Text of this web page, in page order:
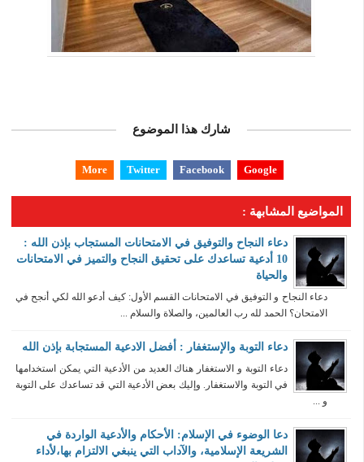
شارك هذا الموضوع
Google
Facebook
Twitter
More
المواضيع المشابهة :
دعاء النجاح والتوفيق في الامتحانات المستجاب بإذن الله :
10 أدعية تساعدك على تحقيق النجاح والتميز في الامتحانات
والحياة
دعاء النجاح و التوفيق في الامتحانات القسم الأول: كيف أدعو الله لكي أنجح في
الامتحان؟ الحمد لله رب العالمين، والصلاة والسلام ...
دعاء التوبة والإستغفار : أفضل الادعية المستجابة بإذن الله
دعاء التوبة و الاستغفار هناك العديد من الأدعية التي يمكن استخدامها
في التوبة والاستغفار. وإليك بعض الأدعية التي قد تساعدك على التوبة
و ...
دعا الوضوء في الإسلام: الأحكام والأدعية الواردة في
الشريعة الإسلامية، والآداب التي ينبغي الالتزام بها،لأداء